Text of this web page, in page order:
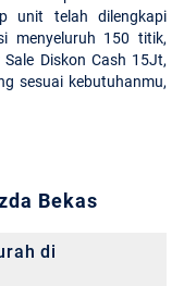
unit telah dilengkapi
menyeluruh 150 titik,
Diskon Cash 15Jt,
sesuai kebutuhanmu,
Bekas
di